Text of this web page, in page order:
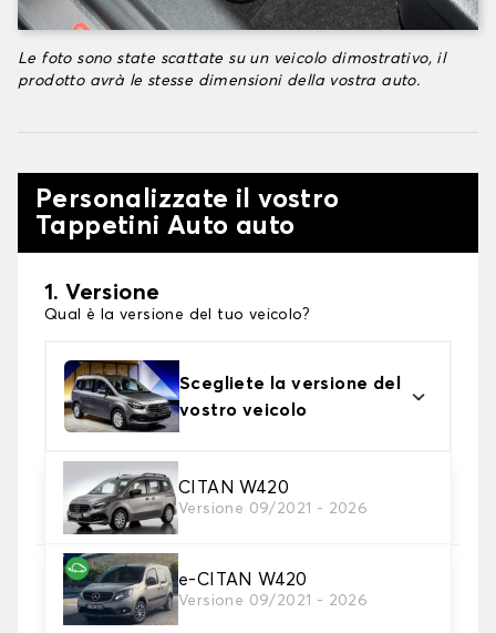
Le foto sono state scattate su un veicolo dimostrativo, il
prodotto avrà le stesse dimensioni della vostra auto.
Personalizzate il vostro
Tappetini Auto auto
1. Versione
Qual è la versione del tuo veicolo?
Scegliete la versione del
vostro veicolo
CITAN W420
Versione 09/2021 - 2026
e-CITAN W420
Versione 09/2021 - 2026
2. Materiale
Scegli il materiale del tappetini auto
3. Set di tappetini
Selezionare il numero di tappetini per auto
necessari.